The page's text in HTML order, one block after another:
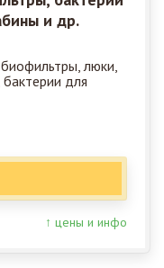
и др.
люки,
для
↑ цены и инфо